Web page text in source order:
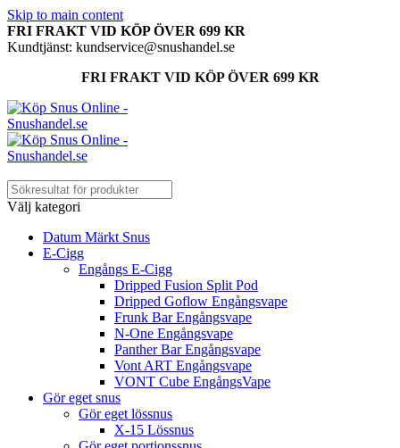
Skip to main content
FRI FRAKT VID KÖP ÖVER 699 KR
Kundtjänst: kundservice@snushandel.se
FRI FRAKT VID KÖP ÖVER 699 KR
Välj kategori
Datum Märkt Snus
E-Cigg
Engångs E-Cigg
Dripped Fusion Split Pod
Dripped Goflow Engångsvape
Frunk Bar Engångsvape
N-One Engångsvape
Panther Bar Engångsvape
Vont ART Engångsvape
VONT Cube EngångsVape
Gör eget snus
Gör eget lössnus
X-15 Lössnus